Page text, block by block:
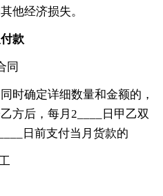
他经济损失。
款
同
时确定详细数量和金额的，
方后，每月2____日甲乙双
日前支付当月货款的